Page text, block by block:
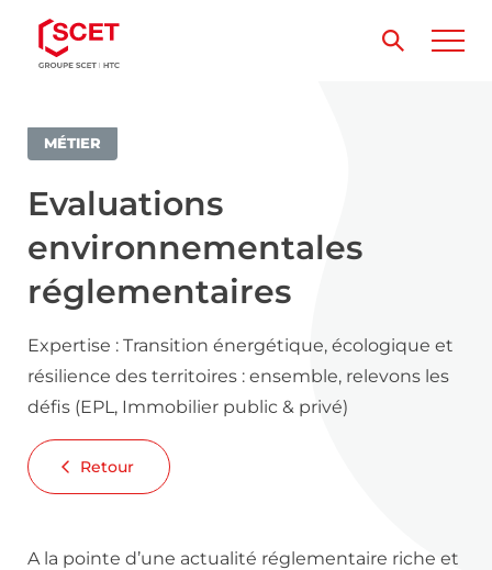
MÉTIER
Evaluations
environnementales
réglementaires
Expertise : Transition énergétique, écologique et
résilience des territoires : ensemble, relevons les
défis (EPL, Immobilier public & privé)
Retour
A la pointe d’une actualité réglementaire riche et